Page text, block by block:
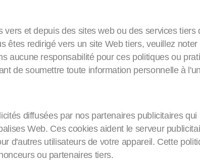
vers et depuis des sites web ou des services
êtes redirigé vers un site Web tiers, veuillez
aucune responsabilité pour ces politiques ou
de soumettre toute information personnelle à
diffusées par nos partenaires publicitaires
Web. Ces cookies aident le serveur
d'autres utilisateurs de votre appareil. Cette
ou partenaires tiers.